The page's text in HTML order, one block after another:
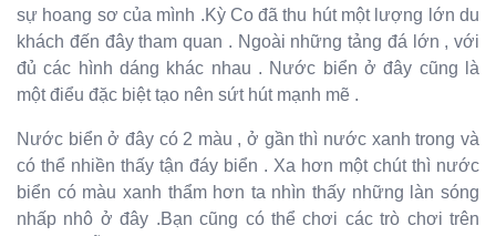
sự hoang sơ của mình .Kỳ Co đã thu hút một lượng lớn du
khách đến đây tham quan . Ngoài những tảng đá lớn , với
đủ các hình dáng khác nhau . Nước biển ở đây cũng là
một điểu đặc biệt tạo nên sứt hút mạnh mẽ .
Nước biển ở đây có 2 màu , ở gần thì nước xanh trong và
có thể nhiền thấy tận đáy biển . Xa hơn một chút thì nước
biển có màu xanh thẩm hơn ta nhìn thấy những làn sóng
nhấp nhô ở đây .Bạn cũng có thể chơi các trò chơi trên